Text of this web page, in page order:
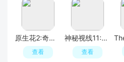
原生花2:奇幻旅程
查看
神秘视线11:惊悚秘林
查看